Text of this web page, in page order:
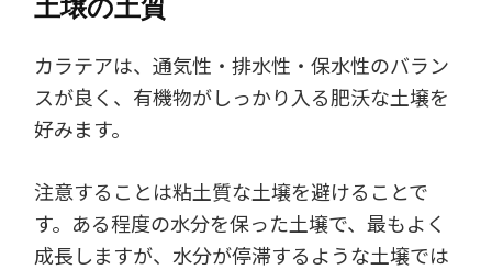
カラテアは、通気性・排水性・保水性のバラン
スが良く、有機物がしっかり入る肥沃な土壌を
好みます。
注意することは粘土質な土壌を避けることで
す。ある程度の水分を保った土壌で、最もよく
成長しますが、水分が停滞するような土壌では